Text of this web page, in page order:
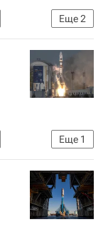
Еще2
Еще 1